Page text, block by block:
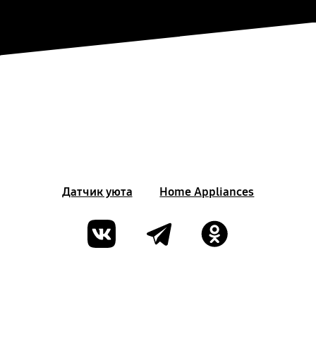
Датчик уюта Home Appliances